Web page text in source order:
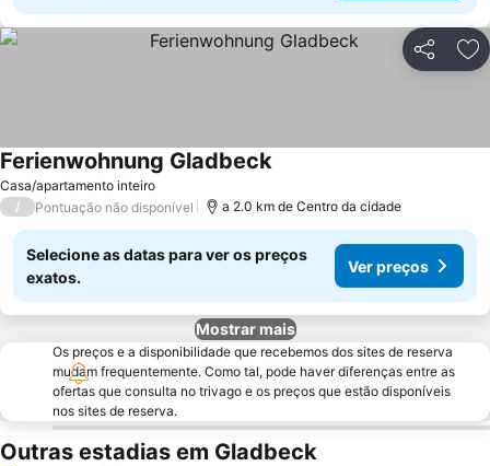
Partilhar
Casa/apartamento inteiro
Ferienwohnung Gladbeck
/ Pontuação não disponível a 2.0 km de Centro da cidade
Selecione as datas para ver os preços
exatos.
Ver preços
Mostrar mais
Os preços e a disponibilidade que recebemos dos sites de reserva
mudam frequentemente. Como tal, pode haver diferenças entre as
ofertas que consulta no trivago e os preços que estão disponíveis
nos sites de reserva.
Outras estadias em Gladbeck